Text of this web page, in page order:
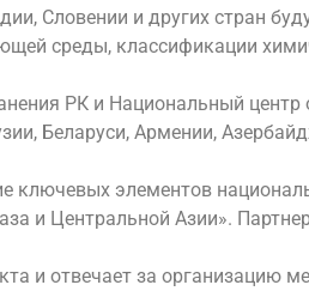
Словении и других стран
среды, классификации
РК и Национальный
Беларуси, Армении,
ключевых элементов
и Центральной Азии».
и отвечает за организацию